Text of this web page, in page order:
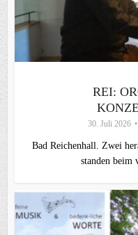
REI:
30. Juli 2026
Bad Reichenhall. Zwei
standen beim